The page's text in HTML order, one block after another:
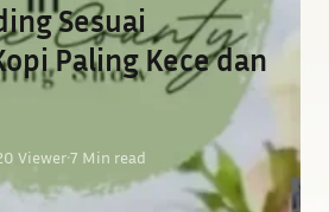
Sesuai
Paling Kece dan
Viewer•7 Min read